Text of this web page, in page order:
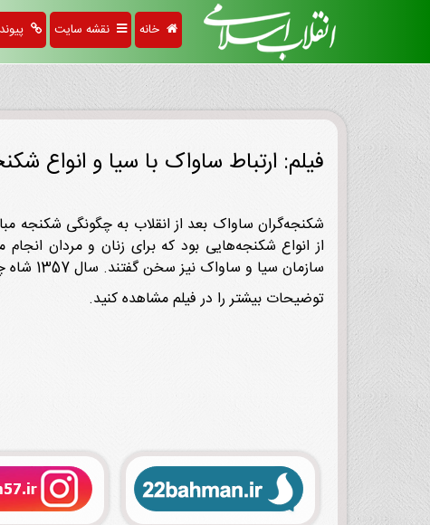
خانه نقشه سایت
فیلم: ارتباط ساواک با سیا و انواع
شکنجه‌گران ساواک بعد از انقلاب به چگونگی شکنجه
از انواع شکنجه‌هایی بود که برای زنان و مردان
سازمان سیا و ساواک نیز سخن گفتند. سال 1357 شاه چنان احساس خطر کرده بود که یک روز بعد از 15 خرداد 1357 نعمت‌الله نصیری رئیس ساواک را از کار برکنار کرد.
توضیحات بیشتر را در فیلم مشاهده کنید.